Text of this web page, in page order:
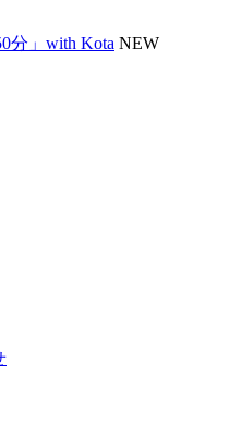
分」with Kota NEW